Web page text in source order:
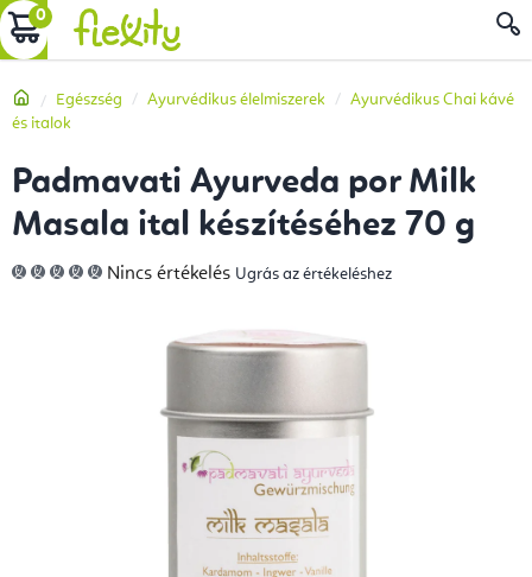
Ugrás
a
tartalomhoz
KOSÁR
Kezdőlap
Egészség Ayurvédikus élelmiszerek
Ayurvédikus Chai kávé
és italok
Padmavati Ayurveda por Milk
Masala ital készítéséhez 70 g
A
termék
Nincs értékelés Ugrás az értékeléshez